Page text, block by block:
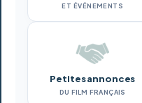
ET ÉVÉNEMENTS
Petites annonces
DU FILM FRANÇAIS